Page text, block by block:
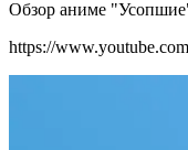
Обзор аниме
https://